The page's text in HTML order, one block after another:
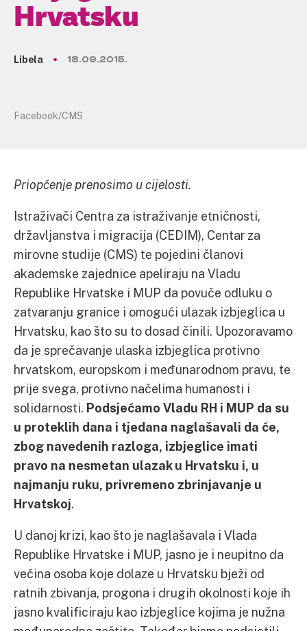
Hrvatsku
Libela 18.09.2015.
Facebook/CMS
Priopćenje prenosimo u cijelosti.
Istraživači Centra za istraživanje etničnosti,
državljanstva i migracija (CEDIM), Centar za
mirovne studije (CMS) te pojedini članovi
akademske zajednice apeliraju na Vladu
Republike Hrvatske i MUP da povuče odluku o
zatvaranju granice i omogući ulazak izbjeglica u
Hrvatsku, kao što su to dosad činili. Upozoravamo
da je sprečavanje ulaska izbjeglica protivno
hrvatskom, europskom i međunarodnom pravu, te
prije svega, protivno načelima humanosti i
solidarnosti. Podsjećamo Vladu RH i MUP da su
u proteklih dana i tjedana naglašavali da će,
zbog navedenih razloga, izbjeglice imati
pravo na nesmetan ulazak u Hrvatsku i, u
najmanju ruku, privremeno zbrinjavanje u
Hrvatskoj.
U danoj krizi, kao što je naglašavala i Vlada
Republike Hrvatske i MUP, jasno je i neupitno da
većina osoba koje dolaze u Hrvatsku bježi od
ratnih zbivanja, progona i drugih okolnosti koje ih
jasno kvalificiraju kao izbjeglice kojima je nužna